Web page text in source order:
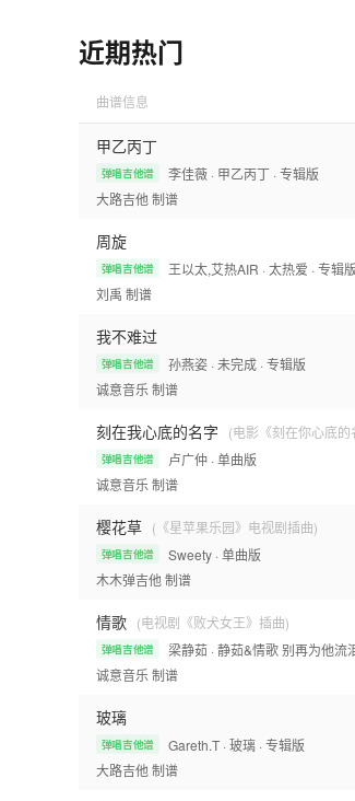
近期热门
曲谱信息
甲乙丙丁
弹唱吉他谱 李佳薇 · 甲乙丙丁 · 专辑版
大路吉他制谱
周旋
弹唱吉他谱 王以太,艾热AIR · 太热爱 · 专辑版
刘禹 制谱
我不难过
弹唱吉他谱 孙燕姿 · 未完成 · 专辑版
诚意音乐 制谱
刻在我心底的名字 (电影《刻在你心底
弹唱吉他谱 卢广仲 · 单曲版
诚意音乐 制谱
樱花草 (《星苹果乐园》电视剧插曲)
弹唱吉他谱 Sweety · 单曲版
木木弹吉他制谱
情歌 (电视剧《败犬女王》插曲)
弹唱吉他谱 梁静茹 · 静茹&情歌 别再为他流
诚意音乐 制谱
玻璃
弹唱吉他谱 Gareth.T · 玻璃 · 专辑版
大路吉他制谱